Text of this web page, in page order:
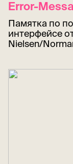
Error-
Памятка по
интерфейсе
Nielsen/